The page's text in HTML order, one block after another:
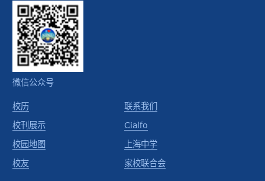
微信公众号
校历
校刊展示
校园地图
校友
联系我们
Cialfo
上海中学
家校联合会